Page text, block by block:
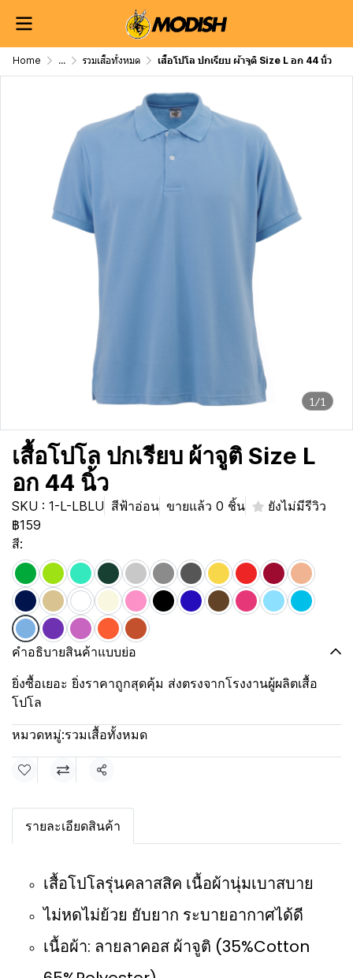
Home ... รวมเสื้อทั้งหมด เสื้อโปโล ปกเรียบ ผ้าจูติ Size L อก 44 นิ้ว
1/1
เสื้อโปโล ปกเรียบ ผ้าจูติ Size L
อก 44 นิ้ว
SKU : 1-L-LBLU สีฟ้าอ่อน ขายแล้ว 0 ชิ้น
ยังไม่มีรีวิว
฿159
สี:
คำอธิบายสินค้าแบบย่อ
ยิ่งซื้อเยอะ ยิ่งราคาถูกสุดคุ้ม ส่งตรงจากโรงงานผู้ผลิตเสื้อ
โปโล
หมวดหมู่:รวมเสื้อทั้งหมด
แชร์
รายละเอียดสินค้า
เสื้อโปโลรุ่นคลาสสิค เนื้อผ้านุ่มเบาสบาย
ไม่หดไม่ย้วย ยับยาก ระบายอากาศได้ดี
เนื้อผ้า: ลายลาคอส ผ้าจูติ (35%Cotton